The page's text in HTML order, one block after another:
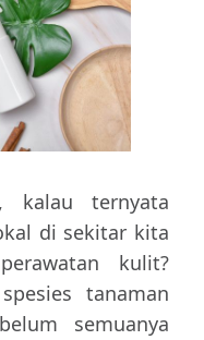
kalau ternyata
di sekitar kita
kulit?
tanaman
semuanya